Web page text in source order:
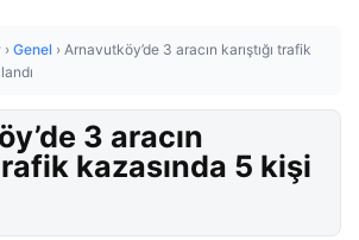
› Genel › Arnavutköy’de 3 aracın karıştığı trafik
3 aracın
kazasında 5 kişi